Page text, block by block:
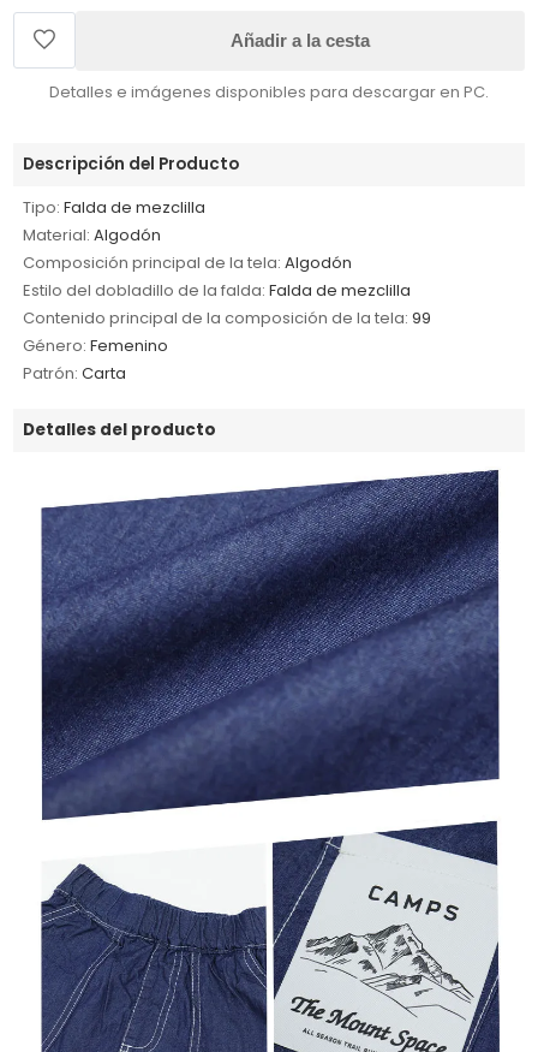
Añadir a la cesta
Detalles e imágenes disponibles para descargar en PC.
Descripción del Producto
Tipo: Falda de mezclilla
Material: Algodón
Composición principal de la tela: Algodón
Estilo del dobladillo de la falda: Falda de mezclilla
Contenido principal de la composición de la tela: 99
Género: Femenino
Patrón: Carta
Detalles del producto